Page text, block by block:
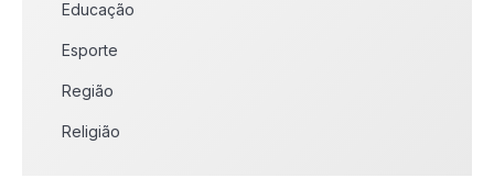
Educação
Esporte
Região
Religião